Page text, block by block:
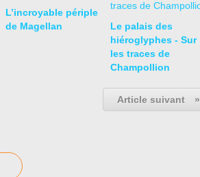
L’incroyable périple
de Magellan
Le palais des
hiéroglyphes - Sur
les traces de
Champollion
Article suivant »